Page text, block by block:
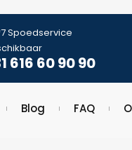
Spoedservice
616 60 90 90
Blog FAQ